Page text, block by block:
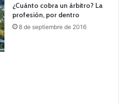
¿Cuánto cobra un árbitro? La
profesión, por dentro
8 de septiembre de 2016